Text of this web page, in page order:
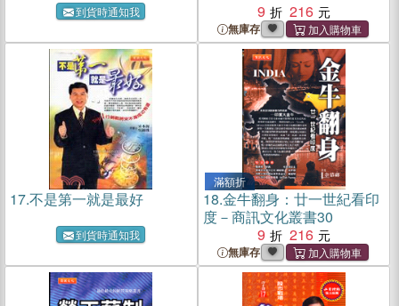
到貨時通知我
9
216
無庫存
17.不是第一就是最好
到貨時通知我
滿額折
18.金牛翻身：廿一世紀看印
度－商訊文化叢書30
9
216
無庫存